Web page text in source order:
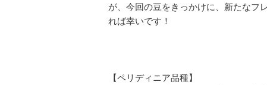
が、今回の豆をきっかけに、新たなフ
れば幸いです！
【ペリディニア品種】